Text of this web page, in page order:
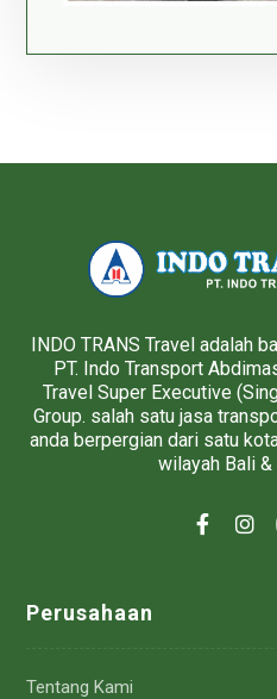
INDO TRANS Travel adalah
PT. Indo Transport
Travel Super Executive
Group. salah satu jasa
anda berpergian dari satu
wilayah Bali &
Perusahaan
Tentang Kami